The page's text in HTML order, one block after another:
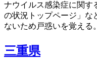
ナウイルス感染症に関す
の状況トップページ」な
ないため戸惑いを覚える。
三重県